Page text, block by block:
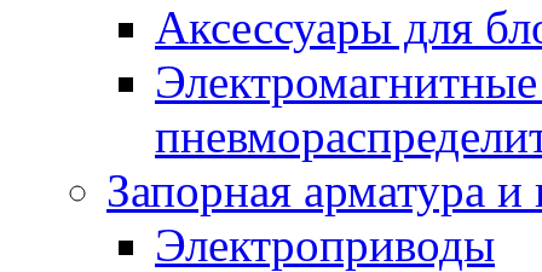
Аксессуары для
Запорная арматура
Электроприводы